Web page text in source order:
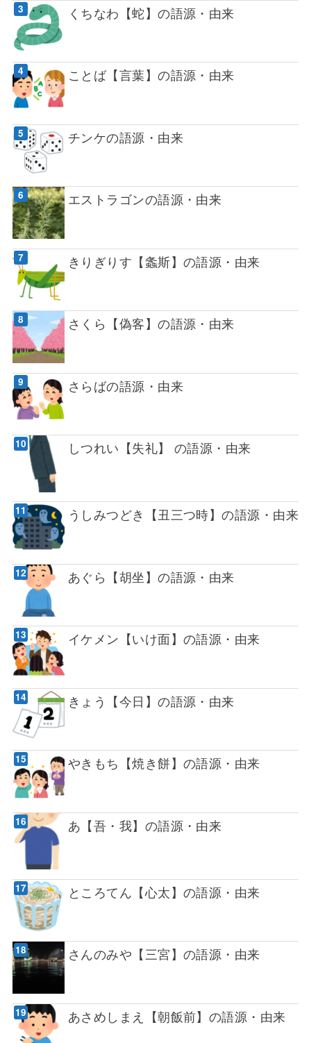
くちなわ【蛇】の語源・由来
ことば【言葉】の語源・由来
チンケの語源・由来
エストラゴンの語源・由来
きりぎりす【螽斯】の語源・由来
さくら【偽客】の語源・由来
さらばの語源・由来
しつれい【失礼】 の語源・由来
うしみつどき【丑三つ時】の語源・由来
あぐら【胡坐】の語源・由来
イケメン【いけ面】の語源・由来
きょう【今日】の語源・由来
やきもち【焼き餅】の語源・由来
あ【吾・我】の語源・由来
ところてん【心太】の語源・由来
さんのみや【三宮】の語源・由来
あさめしまえ【朝飯前】の語源・由来